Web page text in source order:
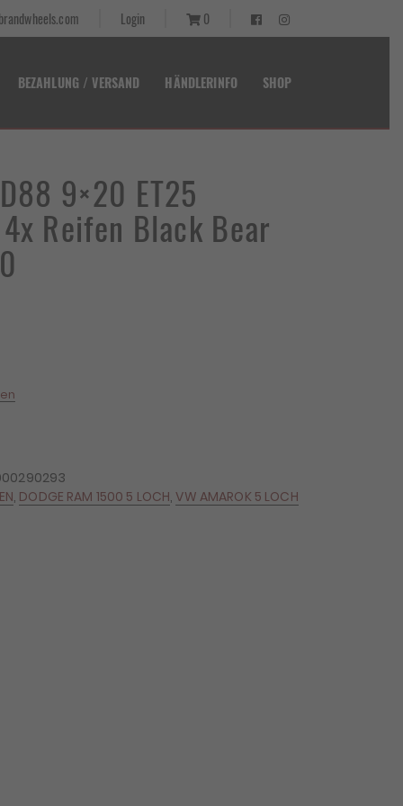
Login 0
BEZAHLUNG / VERSAND HÄNDLERINFO SHOP
9×20 ET25
Reifen Black Bear
, DODGE RAM 1500 5 LOCH,VW AMAROK 5 LOCH